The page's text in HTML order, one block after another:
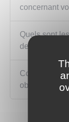
concernant
Quels sont
de traitement
Comment se
obligatoires ?